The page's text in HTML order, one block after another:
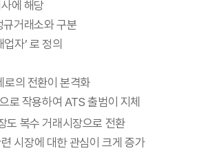
에 해당
규거래소와 구분
자’ 로 정의
로의 전환이 본격화
로 작용하여 ATS 출범이 지체
도 복수 거래시장으로 전환
시장에 대한 관심이 크게 증가